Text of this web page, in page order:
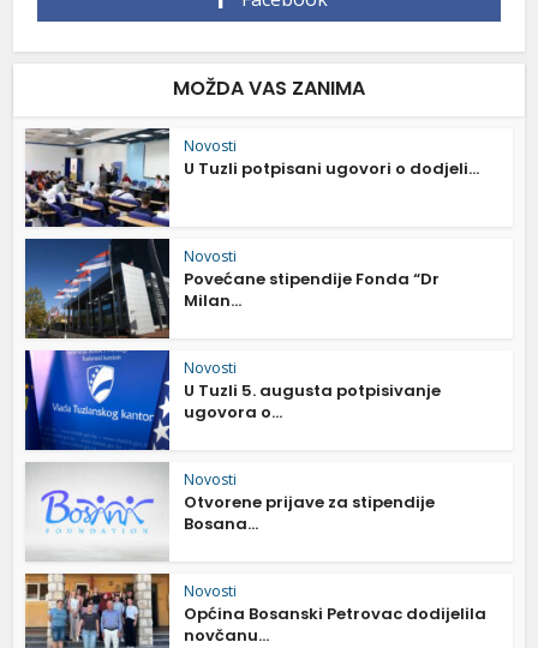
MOŽDA VAS ZANIMA
Novosti
U Tuzli potpisani ugovori o dodjeli...
Novosti
Povećane stipendije Fonda “Dr
Milan...
Novosti
U Tuzli 5. augusta potpisivanje
ugovora o...
Novosti
Otvorene prijave za stipendije
Bosana...
Novosti
Općina Bosanski Petrovac dodijelila
novčanu...